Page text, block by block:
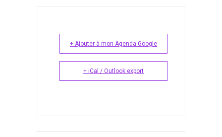
+ Ajouter à mon Agenda Google
+ iCal / Outlook export